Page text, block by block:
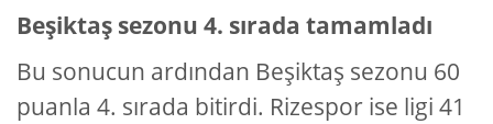
Beşiktaş sezonu 4. sırada tamamladı
Bu sonucun ardından Beşiktaş sezonu 60
puanla 4. sırada bitirdi. Rizespor ise ligi 41